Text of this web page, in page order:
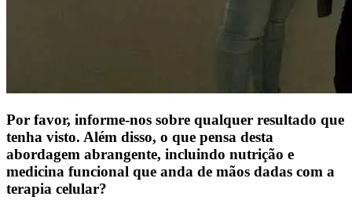
Por favor, informe-nos sobre qualquer resultado que
tenha visto. Além disso, o que pensa desta
abordagem abrangente, incluindo nutrição e
medicina funcional que anda de mãos dadas com a
terapia celular?